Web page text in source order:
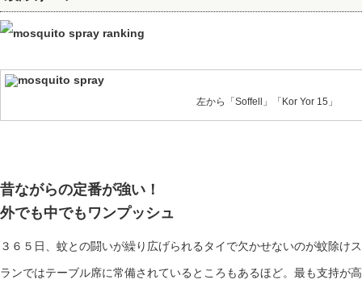
左から「Soffell」「Kor Yor 15」
昔ながらの定番が強い！
外でも中でもワンプッシュ
３６５日、蚊との闘いが繰り広げられるタイで欠かせないのが蚊除け
ランではテーブル席に常備されているところもあるほど。最も支持が